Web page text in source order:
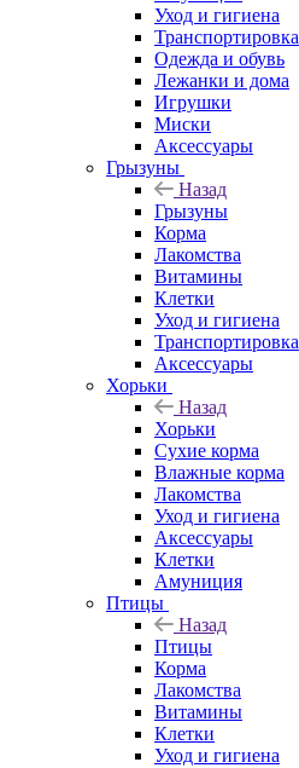
Уход и гигиена
Транспортировка
Одежда и обувь
Лежанки и дома
Игрушки
Миски
Аксессуары
Грызуны
Назад
Грызуны
Корма
Лакомства
Витамины
Клетки
Уход и гигиена
Транспортировка
Аксессуары
Хорьки
Назад
Хорьки
Сухие корма
Влажные корма
Лакомства
Уход и гигиена
Аксессуары
Клетки
Амуниция
Птицы
Назад
Птицы
Корма
Лакомства
Витамины
Клетки
Уход и гигиена